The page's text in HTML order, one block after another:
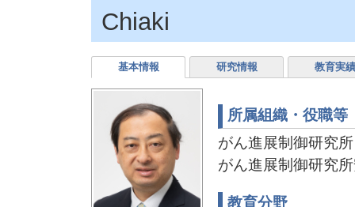
Chiaki
基本情報 研究情報 教育実績
所属組織・役職等
がん進展制御研究
がん進展制御研究
教育分野